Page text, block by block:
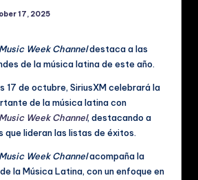
17, 2025
Week Channeldestaca a las
de la música latina de este año.
17 de octubre, SiriusXM celebrará la
de la música latina con
Week Channel, destacando a
lideran las listas de éxitos.
Week Channelacompaña la
la Música Latina, con un enfoque en